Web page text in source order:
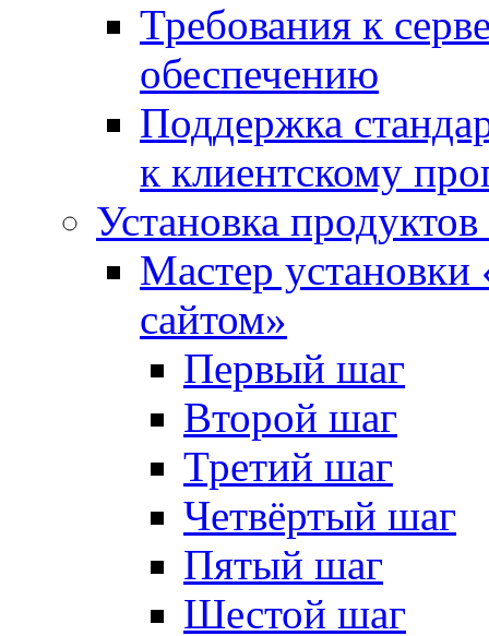
Требования к
обеспечению
Поддержка
к клиентскому
Установка
Мастер
сайтом»
Первый шаг
Второй шаг
Третий шаг
Четвёртый шаг
Пятый шаг
Шестой шаг